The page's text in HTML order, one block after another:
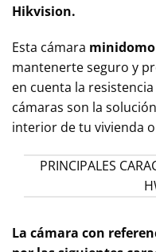
Hikvision.
Esta cámara minidomo
mantenerte seguro y
en cuenta la
cámaras son la
interior de tu vivienda
PRINCIPALES
La cámara con